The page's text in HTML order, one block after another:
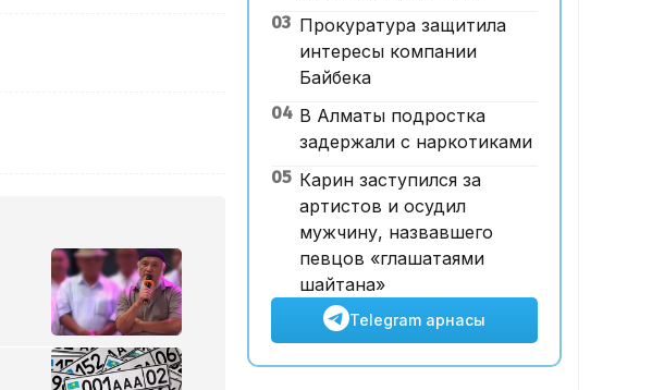
млрд теңгеден астам қаржы
бөлінді
12:00, 07 Тамыз 2026
Грекия мен Арменияның
бұрынғы бас бапкері басқаруы
мүмкін
03 Прокуратура защитила
интересы компании
Байбека
04 В Алматы подростка
задержали с наркотиками
05 Карин заступился за
артистов и осудил
мужчину, назвавшего
певцов «глашатаями
шайтана»
Telegram арнасы